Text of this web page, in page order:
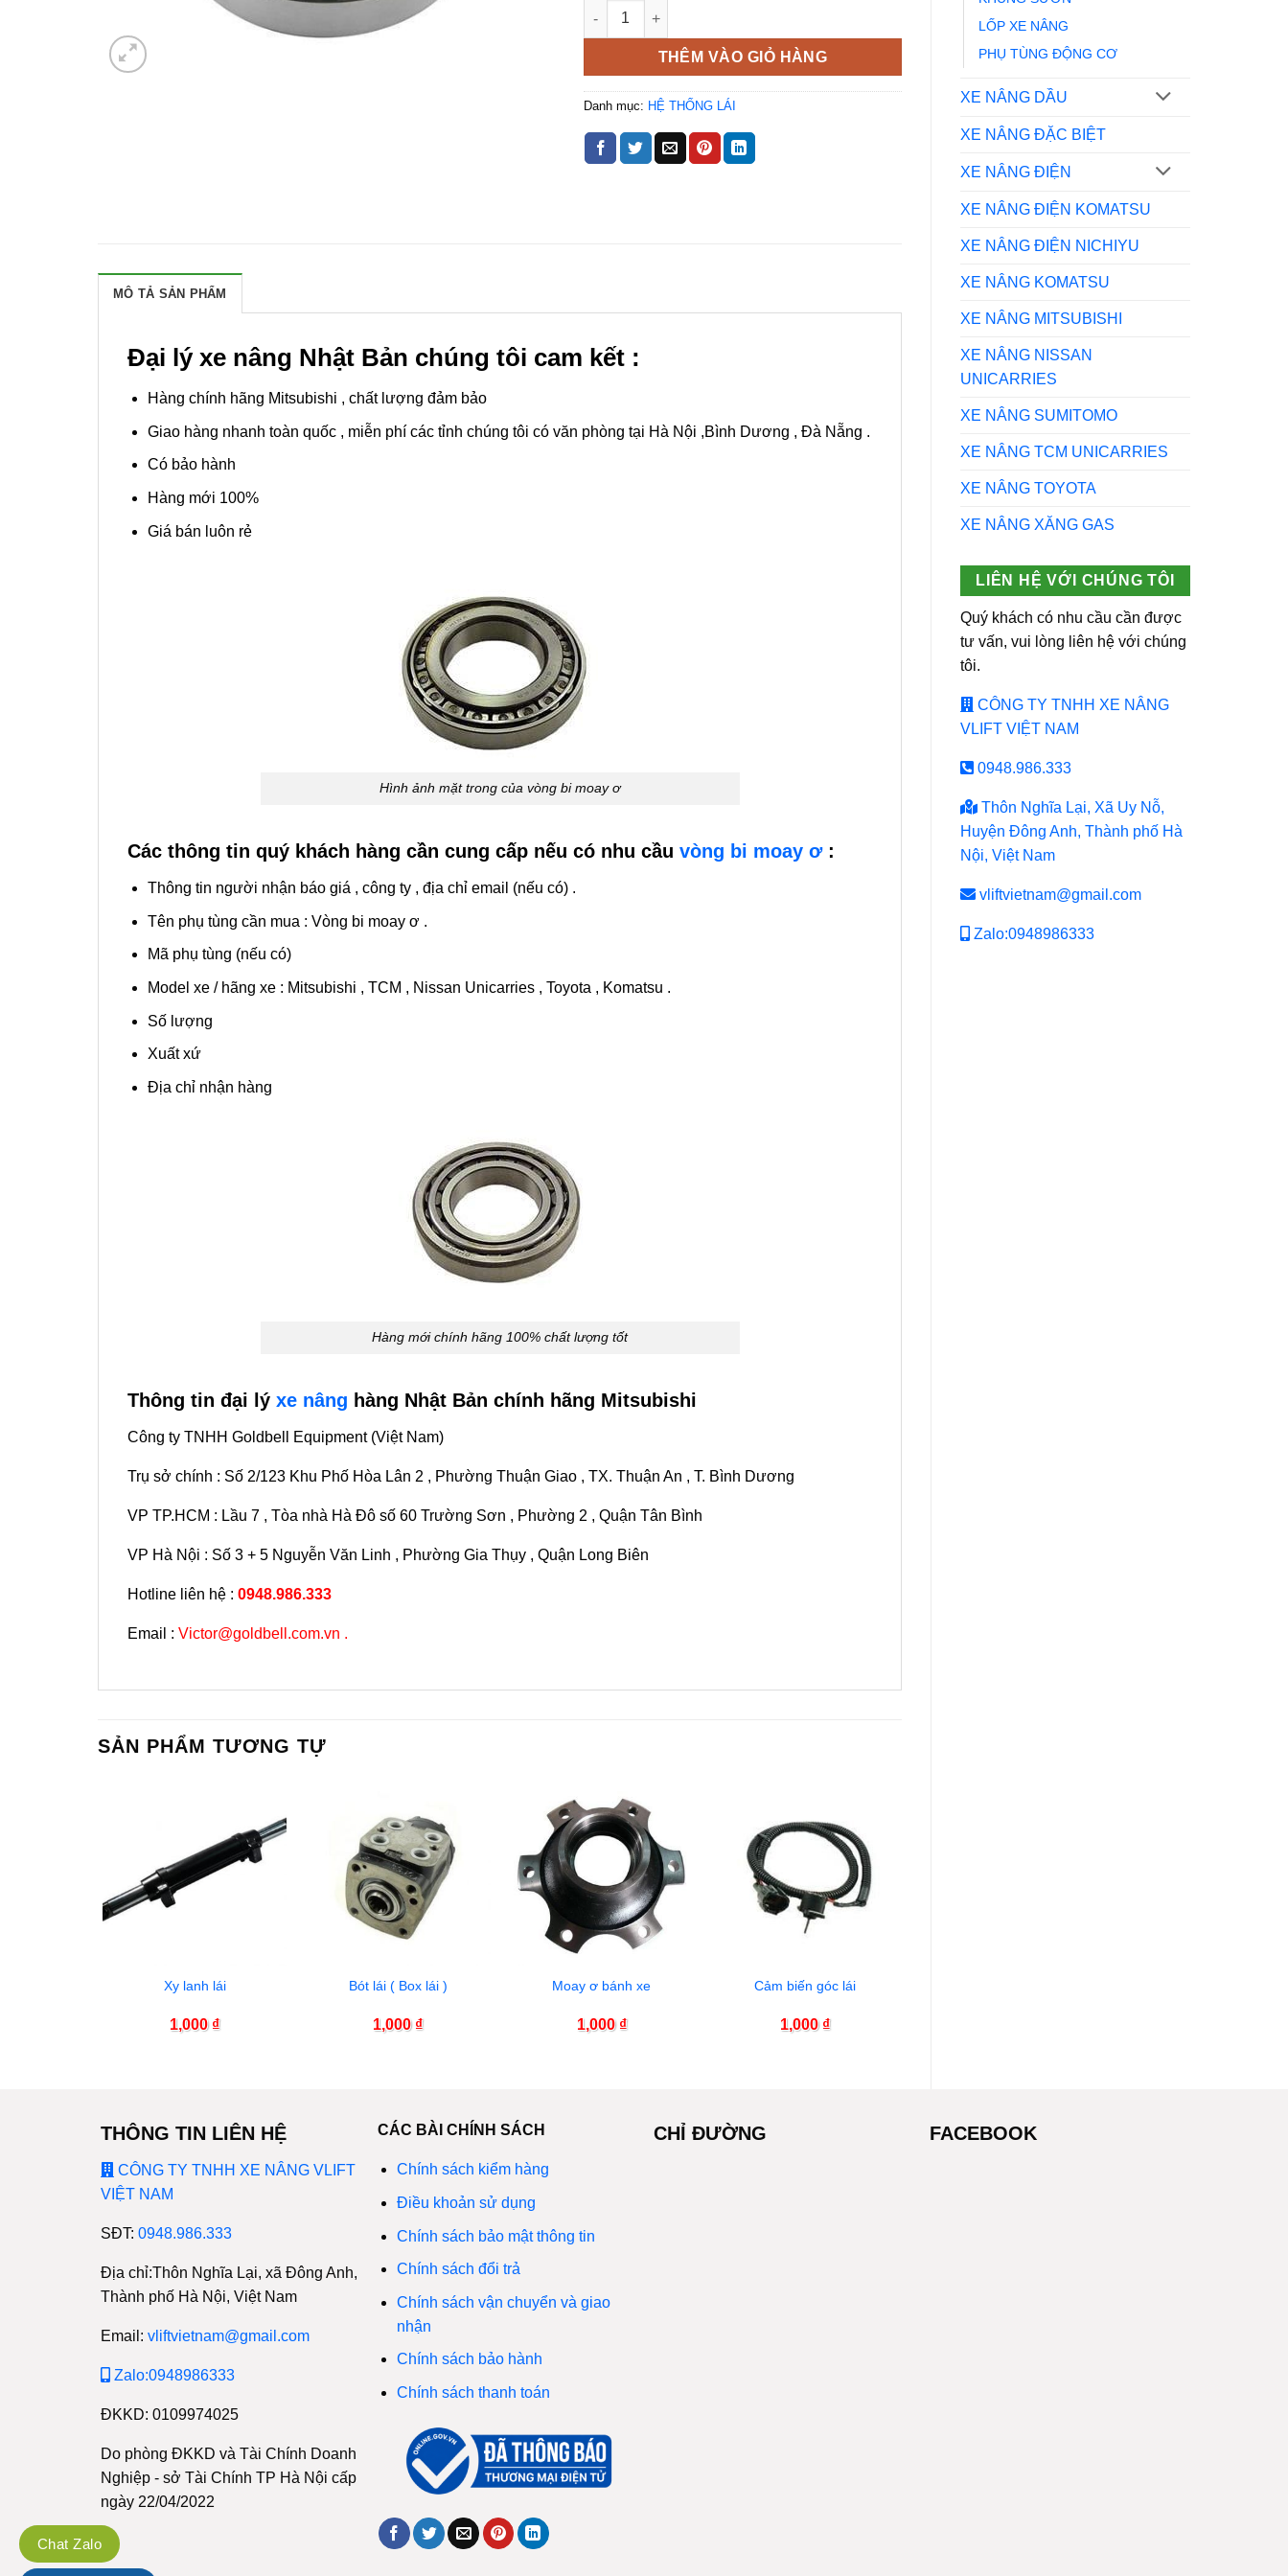
LỐP XE NÂNG
PHỤ TÙNG ĐỘNG CƠ
XE NÂNG DẦU
XE NÂNG ĐẶC BIỆT
XE NÂNG ĐIỆN
XE NÂNG ĐIỆN KOMATSU
XE NÂNG ĐIỆN NICHIYU
XE NÂNG KOMATSU
XE NÂNG MITSUBISHI
XE NÂNG NISSAN
UNICARRIES
XE NÂNG SUMITOMO
XE NÂNG TCM UNICARRIES
XE NÂNG TOYOTA
XE NÂNG XĂNG GAS
LIÊN HỆ VỚI CHÚNG TÔI
Quý khách có nhu cầu cần được
tư vấn, vui lòng liên hệ với chúng
tôi.
CÔNG TY TNHH XE NÂNG
VLIFT VIỆT NAM
0948.986.333
Thôn Nghĩa Lại, Xã Uy Nỗ,
Huyện Đông Anh, Thành phố Hà
Nội, Việt Nam
vliftvietnam@gmail.com
Zalo:0948986333
Vòng bi moay ơ số lượng
THÊM VÀO GIỎ HÀNG
Danh mục: HỆ THỐNG LÁI
MÔ TẢ SẢN PHẨM
Đại lý xe nâng Nhật Bản chúng tôi cam kết :
Hàng chính hãng Mitsubishi , chất lượng đảm bảo
Giao hàng nhanh toàn quốc , miễn phí các tỉnh chúng tôi có văn phòng tại Hà Nội ,Bình Dương , Đà Nẵng .
Có bảo hành
Hàng mới 100%
Giá bán luôn rẻ
Hình ảnh mặt trong của vòng bi moay ơ
Các thông tin quý khách hàng cần cung cấp nếu có nhu cầu vòng bi moay ơ:
Thông tin người nhận báo giá , công ty , địa chỉ email (nếu có) .
Tên phụ tùng cần mua : Vòng bi moay ơ .
Mã phụ tùng (nếu có)
Model xe / hãng xe : Mitsubishi , TCM , Nissan Unicarries , Toyota , Komatsu .
Số lượng
Xuất xứ
Địa chỉ nhận hàng
Hàng mới chính hãng 100% chất lượng tốt
Thông tin đại lý xe nâng hàng Nhật Bản chính hãng Mitsubishi
Công ty TNHH Goldbell Equipment (Việt Nam)
Trụ sở chính : Số 2/123 Khu Phố Hòa Lân 2 , Phường Thuận Giao , TX. Thuận An , T. Bình Dương
VP TP.HCM : Lầu 7 , Tòa nhà Hà Đô số 60 Trường Sơn , Phường 2 , Quận Tân Bình
VP Hà Nội : Số 3 + 5 Nguyễn Văn Linh , Phường Gia Thụy , Quận Long Biên
Hotline liên hệ : 0948.986.333
Email : Victor@goldbell.com.vn .
SẢN PHẨM TƯƠNG TỰ
Xy lanh lái
1,000 ₫
Bót lái ( Box lái )
1,000 ₫
Moay ơ bánh xe
1,000 ₫
Cảm biến góc lái
1,000 ₫
THÔNG TIN LIÊN HỆ
CÔNG TY TNHH XE NÂNG VLIFT
VIỆT NAM
SĐT:0948.986.333
Địa chỉ:Thôn Nghĩa Lại, xã Đông Anh,
Thành phố Hà Nội, Việt Nam
Email:vliftvietnam@gmail.com
Zalo:0948986333
ĐKKD: 0109974025
Do phòng ĐKKD và Tài Chính Doanh
Nghiệp - sở Tài Chính TP Hà Nội cấp
ngày 22/04/2022
CÁC BÀI CHÍNH SÁCH
Chính sách kiểm hàng
Điều khoản sử dụng
Chính sách bảo mật thông tin
Chính sách đổi trả
Chính sách vận chuyển và giao
nhận
Chính sách bảo hành
Chính sách thanh toán
CHỈ ĐƯỜNG FACEBOOK
Chat Zalo